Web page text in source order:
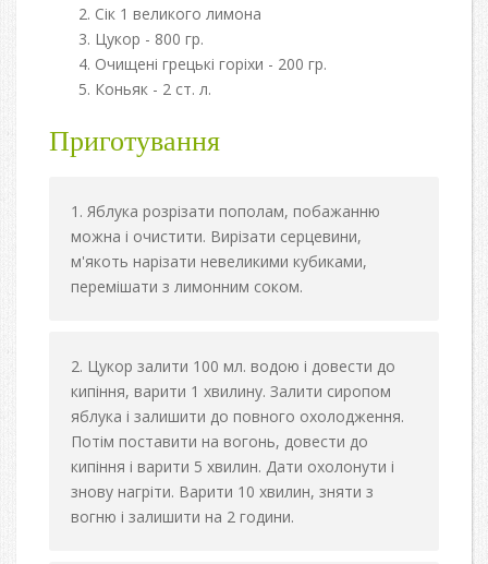
Сік 1 великого лимона
Цукор - 800 гр.
Очищені грецькі горіхи - 200 гр.
Коньяк - 2 ст. л.
Приготування
Яблука розрізати пополам, побажанню
можна і очистити. Вирізати серцевини,
м'якоть нарізати невеликими кубиками,
перемішати з лимонним соком.
Цукор залити 100 мл. водою і довести до
кипіння, варити 1 хвилину. Залити сиропом
яблука і залишити до повного охолодження.
Потім поставити на вогонь, довести до
кипіння і варити 5 хвилин. Дати охолонути і
знову нагріти. Варити 10 хвилин, зняти з
вогню і залишити на 2 години.